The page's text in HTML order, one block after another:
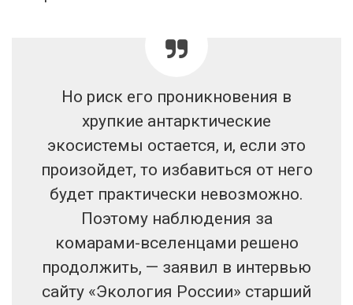
Но риск его проникновения в
хрупкие антарктические
экосистемы остается, и, если это
произойдет, то избавиться от него
будет практически невозможно.
Поэтому наблюдения за
комарами-вселенцами решено
продолжить, — заявил в интервью
сайту «Экология России» старший